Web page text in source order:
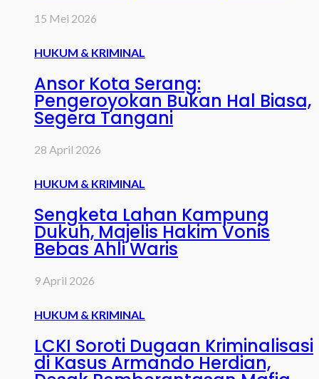
15 Mei 2026
HUKUM & KRIMINAL
Ansor Kota Serang:
Pengeroyokan Bukan Hal Biasa,
Segera Tangani
28 April 2026
HUKUM & KRIMINAL
Sengketa Lahan Kampung
Dukuh, Majelis Hakim Vonis
Bebas Ahli Waris
9 April 2026
HUKUM & KRIMINAL
LCKI Soroti Dugaan Kriminalisasi
di Kasus Armando Herdian,